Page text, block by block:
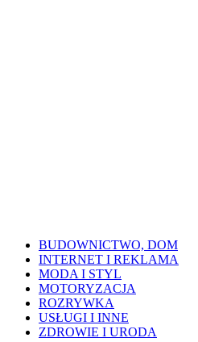
BUDOWNICTWO, DOM
INTERNET I REKLAMA
MODA I STYL
MOTORYZACJA
ROZRYWKA
USŁUGI I INNE
ZDROWIE I URODA